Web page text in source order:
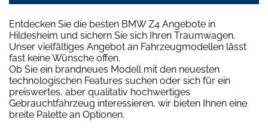
Entdecken Sie die besten BMW Z4 Angebote in
Hildesheim und sichern Sie sich Ihren Traumwagen.
Unser vielfältiges Angebot an Fahrzeugmodellen lässt
fast keine Wünsche offen.
Ob Sie ein brandneues Modell mit den neuesten
technologischen Features suchen oder sich für ein
preiswertes, aber qualitativ hochwertiges
Gebrauchtfahrzeug interessieren, wir bieten Ihnen eine
breite Palette an Optionen.